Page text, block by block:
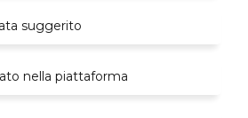
suggerito
nella piattaforma